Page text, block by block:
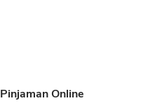
Pinjaman Online